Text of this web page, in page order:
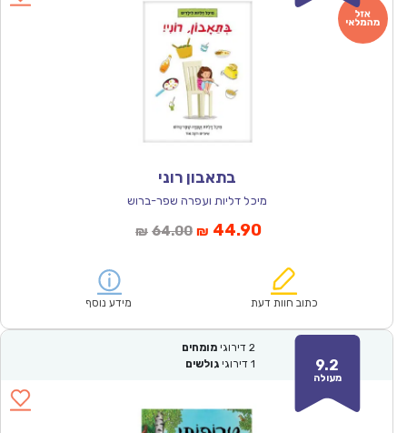
בתאבון רוני
מיכל דליות ועפרה שפר-ברוש
₪ 64.00המחיר
₪64.00.
₪ 44.90המחיר
הוא:
כתוב חוות דעת מידע נוסף
9.2
מעולה
2 דירוגי מומחים
1 דירוגי גולשים